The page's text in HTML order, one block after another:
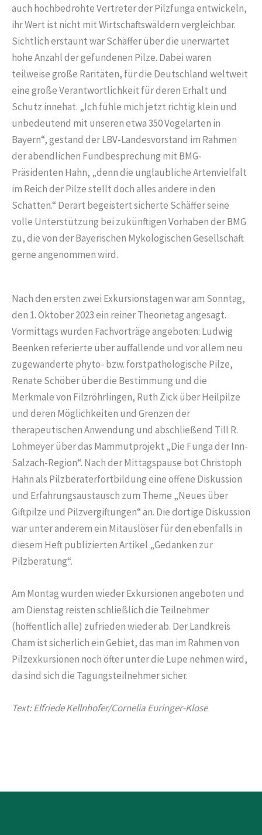
auch hochbedrohte Vertreter der Pilzfunga entwickeln,
ihr Wert ist nicht mit Wirtschaftswäldern vergleichbar.
Sichtlich erstaunt war Schäffer über die unerwartet
hohe Anzahl der gefundenen Pilze. Dabei waren
teilweise große Raritäten, für die Deutschland weltweit
eine große Verantwortlichkeit für deren Erhalt und
Schutz innehat. „Ich fühle mich jetzt richtig klein und
unbedeutend mit unseren etwa 350 Vogelarten in
Bayern“, gestand der LBV-Landesvorstand im Rahmen
der abendlichen Fundbesprechung mit BMG-
Präsidenten Hahn, „denn die unglaubliche Artenvielfalt
im Reich der Pilze stellt doch alles andere in den
Schatten.“ Derart begeistert sicherte Schäffer seine
volle Unterstützung bei zukünftigen Vorhaben der BMG
zu, die von der Bayerischen Mykologischen Gesellschaft
gerne angenommen wird.
Nach den ersten zwei Exkursionstagen war am Sonntag,
den 1. Oktober 2023 ein reiner Theorietag angesagt.
Vormittags wurden Fachvorträge angeboten: Ludwig
Beenken referierte über auffallende und vor allem neu
zugewanderte phyto- bzw. forstpathologische Pilze,
Renate Schöber über die Bestimmung und die
Merkmale von Filzröhrlingen, Ruth Zick über Heilpilze
und deren Möglichkeiten und Grenzen der
therapeutischen Anwendung und abschließend Till R.
Lohmeyer über das Mammutprojekt „Die Funga der Inn-
Salzach-Region“. Nach der Mittagspause bot Christoph
Hahn als Pilzberaterfortbildung eine offene Diskussion
und Erfahrungsaustausch zum Theme „Neues über
Giftpilze und Pilzvergiftungen“ an. Die dortige Diskussion
war unter anderem ein Mitauslöser für den ebenfalls in
diesem Heft publizierten Artikel „Gedanken zur
Pilzberatung“.
Am Montag wurden wieder Exkursionen angeboten und
am Dienstag reisten schließlich die Teilnehmer
(hoffentlich alle) zufrieden wieder ab. Der Landkreis
Cham ist sicherlich ein Gebiet, das man im Rahmen von
Pilzexkursionen noch öfter unter die Lupe nehmen wird,
da sind sich die Tagungsteilnehmer sicher.
Text: Elfriede Kellnhofer/Cornelia Euringer-Klose